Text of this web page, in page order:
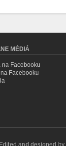
MÉDIÁ
na Facebooku
Facebooku